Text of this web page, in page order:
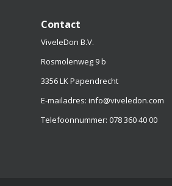
Contact
ViveleDon B.V.
Rosmolenweg 9 b
3356 LK Papendrecht
E-mailadres: info@viveledon.com
Telefoonnummer: 078 360 40 00